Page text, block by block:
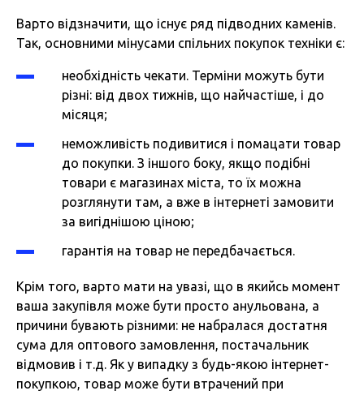
Варто відзначити, що існує ряд підводних каменів.
Так, основними мінусами спільних покупок техніки є:
необхідність чекати. Терміни можуть бути
різні: від двох тижнів, що найчастіше, і до
місяця;
неможливість подивитися і помацати товар
до покупки. З іншого боку, якщо подібні
товари є магазинах міста, то їх можна
розглянути там, а вже в інтернеті замовити
за вигіднішою ціною;
гарантія на товар не передбачається.
Крім того, варто мати на увазі, що в якийсь момент
ваша закупівля може бути просто анульована, а
причини бувають різними: не набралася достатня
сума для оптового замовлення, постачальник
відмовив і т.д. Як у випадку з будь-якою інтернет-
покупкою, товар може бути втрачений при